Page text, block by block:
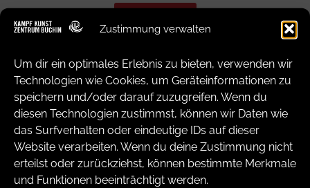
Zustimmung verwalten
Um dir ein optimales Erlebnis zu bieten, verwenden wir
Technologien wie Cookies, um Geräteinformationen zu
speichern und/oder darauf zuzugreifen. Wenn du
diesen Technologien zustimmst, können wir Daten wie
das Surfverhalten oder eindeutige IDs auf dieser
Website verarbeiten. Wenn du deine Zustimmung nicht
erteilst oder zurückziehst, können bestimmte Merkmale
und Funktionen beeinträchtigt werden.
Kontakt
Kontakt